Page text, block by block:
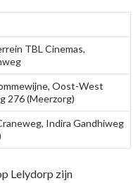
TBL Cinemas,
Oost-West
276 (Meerzorg)
Indira Gandhiweg
Lelydorp zijn